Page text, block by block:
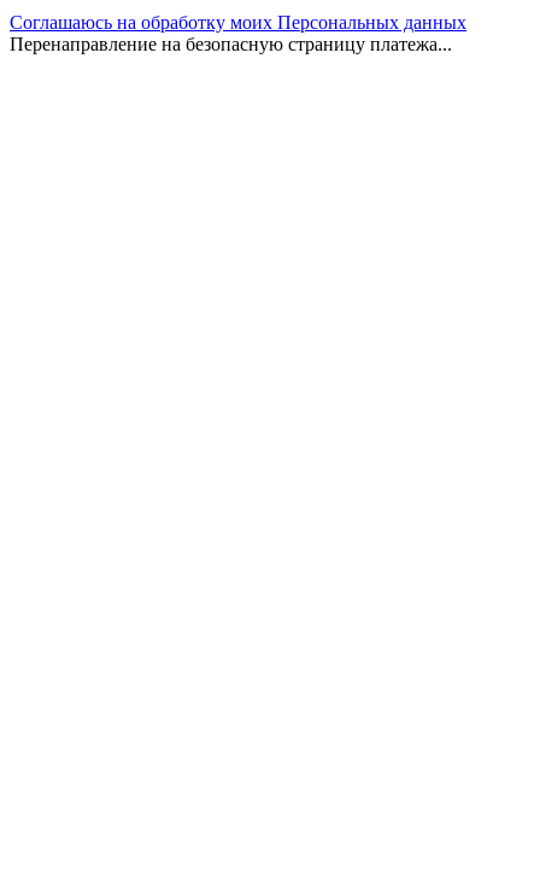
Соглашаюсь на обработку моих Персональных данных
Перенаправление на безопасную страницу платежа...